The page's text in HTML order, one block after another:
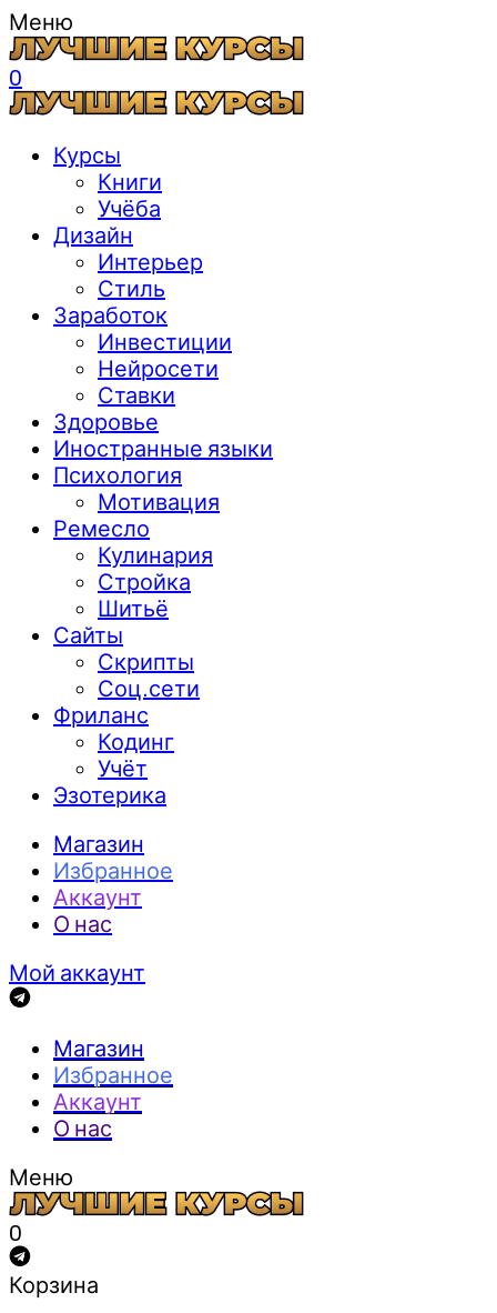
Меню
0
Курсы
Книги
Учёба
Дизайн
Интерьер
Стиль
Заработок
Инвестиции
Нейросети
Ставки
Здоровье
Иностранные языки
Психология
Мотивация
Ремесло
Кулинария
Стройка
Шитьё
Сайты
Скрипты
Соц.сети
Фриланс
Кодинг
Учёт
Эзотерика
Магазин
Избранное
Аккаунт
О нас
Мой аккаунт
Магазин
Избранное
Аккаунт
О нас
Меню
0
Корзина